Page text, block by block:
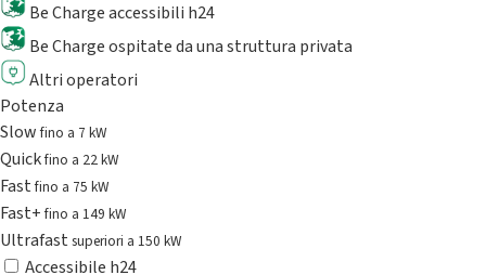
Be Charge accessibili h24
Be Charge ospitate da una struttura privata
Altri operatori
Potenza
Slowfino a 7 kW
Quickfino a 22 kW
Fastfino a 75 kW
Fast+fino a 149 kW
Ultrafast superiori a 150 kW
Accessibile h24